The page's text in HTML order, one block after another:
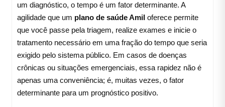
um diagnóstico, o tempo é um fator determinante. A
agilidade que um plano de saúde Amiloferece permite
que você passe pela triagem, realize exames e inicie o
tratamento necessário em uma fração do tempo que seria
exigido pelo sistema público. Em casos de doenças
crônicas ou situações emergenciais, essa rapidez não é
apenas uma conveniência; é, muitas vezes, o fator
determinante para um prognóstico positivo.